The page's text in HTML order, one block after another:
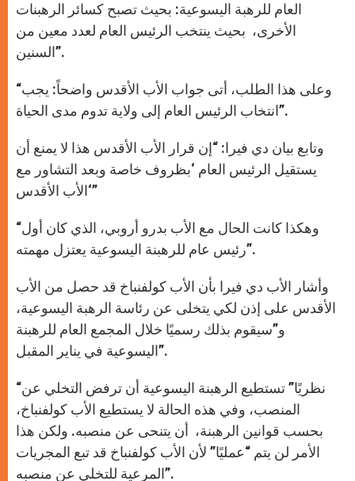
العام للرهبة اليسوعية: بحيث تصبح كسائر الرهبنات
الأخرى، بحيث ينتخب الرئيس العام لعدد معين من
السنين”.
“وعلى هذا الطلب، أتى جواب الأب الأقدس واضحاً: يجب
انتخاب الرئيس العام إلى ولاية تدوم مدى الحياة”.
وتابع بيان دي فيرا: “إن قرار الأب الأقدس هذا لا يمنع أن
يستقيل الرئيس العام ‘بظروف خاصة وبعد التشاور مع
الأب الأقدس‘”
“وهكذا كانت الحال مع الأب بدرو أروبي، الذي كان أول
رئيس عام للرهبنة اليسوعية يعتزل مهمته”.
وأشار الأب دي فيرا بأن الأب كولفنباخ قد حصل من الأب
الأقدس على إذن لكي يتخلى عن رئاسة الرهبة اليسوعية،
و”سيقوم بذلك رسميًا خلال المجمع العام للرهبنة
اليسوعية في يناير المقبل”.
“نظريًا” تستطيع الرهبنة اليسوعية أن ترفض التخلي عن
المنصب، وفي هذه الحالة لا يستطيع الأب كولفنباخ،
بحسب قوانين الرهبنة، أن يتنحى عن منصبه. ولكن هذا
الأمر لن يتم “عمليًا” لأن الأب كولفنباخ قد تبع المجريات
المرعية للتخلي عن منصبه”.